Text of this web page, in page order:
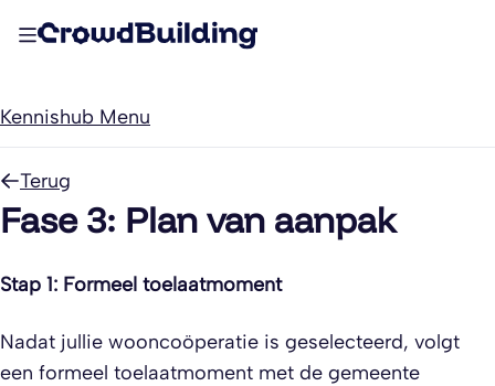
Kennishub Menu
Terug
Fase 3: Plan van aanpak
Stap 1: Formeel toelaatmoment
Nadat jullie wooncoöperatie is geselecteerd, volgt
een formeel toelaatmoment met de gemeente